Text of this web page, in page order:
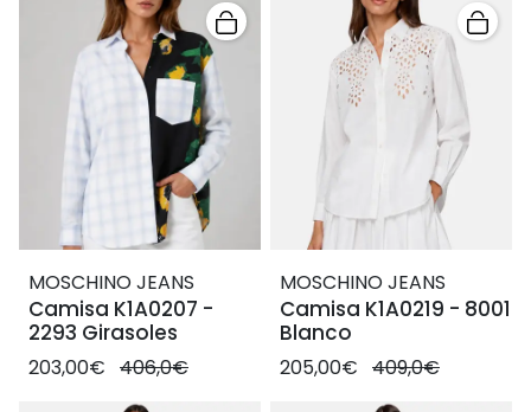
MOSCHINO JEANS
Camisa K1A0207 -
2293 Girasoles
203,00€ 406,0€
MOSCHINO JEANS
Camisa K1A0219 - 8001
Blanco
205,00€ 409,0€